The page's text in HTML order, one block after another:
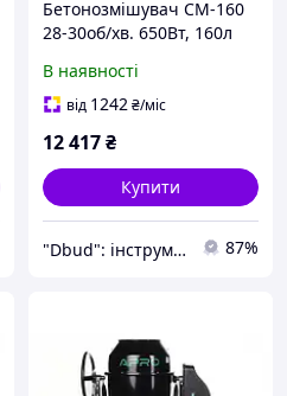
Бетонозмішувач СМ-160
28-30об/хв. 650Вт, 160л
В наявності
від 1242₴/міс
12 417₴
Купити
"Dbud": інструменти та побутова техніка для Вас! 87%